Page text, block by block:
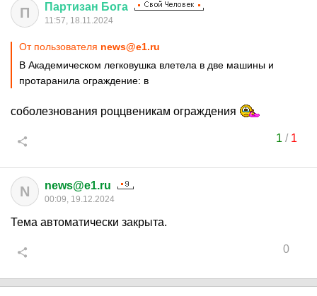
П Партизан Бога
11:57, 18.11.2024
От пользователя news@e1.ru
В Академическом легковушка влетела в две машины и
протаранила ограждение: в
соболезнования роццвеникам ограждения
1 / 1
N news@e1.ru
00:09, 19.12.2024
Тема автоматически закрыта.
0